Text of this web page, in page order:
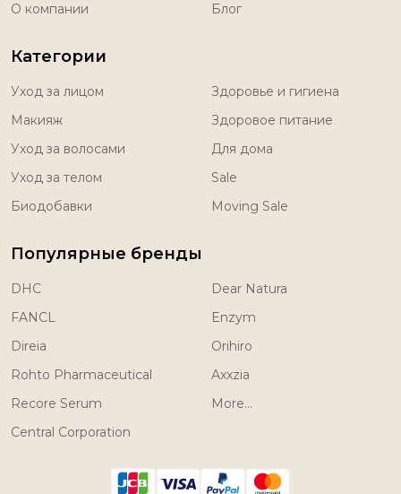
О компании
Блог
Категории
Уход за лицом
Макияж
Уход за волосами
Уход за телом
Биодобавки
Здоровье и гигиена
Здоровое питание
Для дома
Sale
Moving Sale
Популярные бренды
DHC
FANCL
Direia
Rohto Pharmaceutical
Recore Serum
Central Corporation
Dear Natura
Enzym
Orihiro
Axxzia
More...